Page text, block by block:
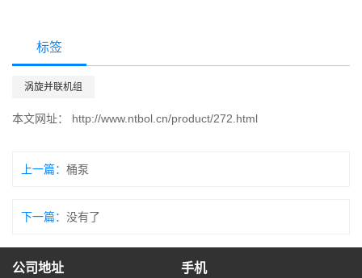
标签
涡旋并联机组
本文网址： http://www.ntbol.cn/product/272.html
上一篇： 桶泵
下一篇： 没有了
公司地址 手机